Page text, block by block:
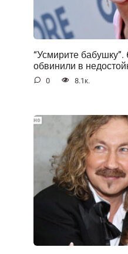
“Усмирите
обвинили в
0 8.1к.